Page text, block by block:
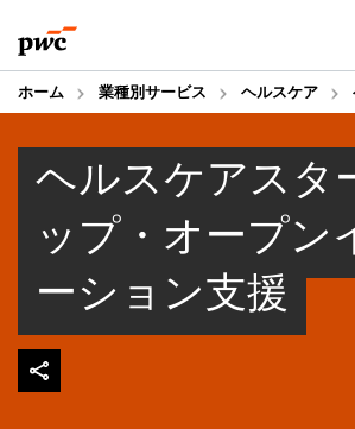
to
content
to
footer
ホーム 業種別サービス ヘルスケア
ヘルスケアスタ
ップ・オープン
ーション支援